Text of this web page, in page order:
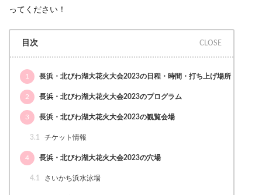
ってください！
目次
1 長浜・北びわ湖大花火大会2023の日程・時間・打ち上げ場所
2 長浜・北びわ湖大花火大会2023のプログラム
3 長浜・北びわ湖大花火大会2023の観覧会場
3.1 チケット情報
4 長浜・北びわ湖大花火大会2023の穴場
4.1 さいかち浜水泳場